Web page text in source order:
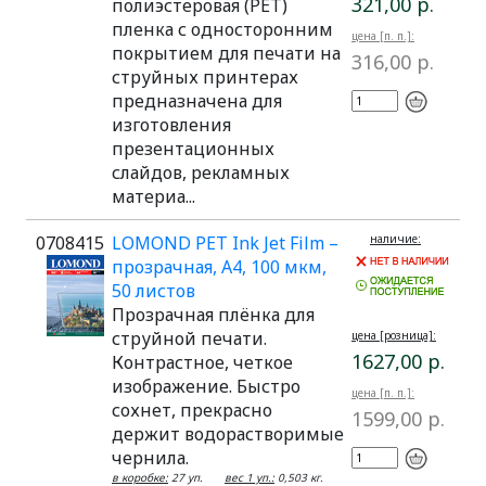
полиэстеровая (PET)
пленка с односторонним
покрытием для печати на
струйных принтерах
предназначена для
изготовления
презентационных
слайдов, рекламных
материа...
цена [п. п.]:
316,00 р.
0708415 LOMOND PET Ink Jet Film –
прозрачная, А4, 100 мкм,
50 листов
Прозрачная плёнка для
струйной печати.
Контрастное, четкое
изображение. Быстро
сохнет, прекрасно
держит водорастворимые
чернила.
в коробке: 27 уп. вес 1 уп.: 0,503 кг.
наличие:
цена [розница]:
1627,00 р.
цена [п. п.]:
1599,00 р.